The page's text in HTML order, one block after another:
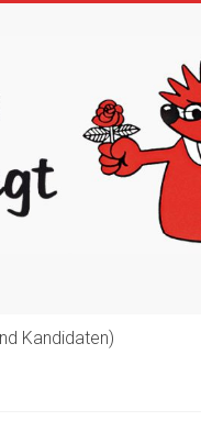
Kandidaten)